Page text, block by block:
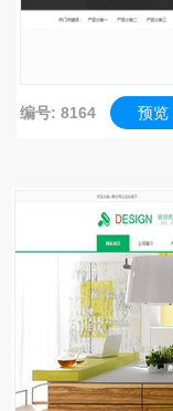
编号: 8164 预览